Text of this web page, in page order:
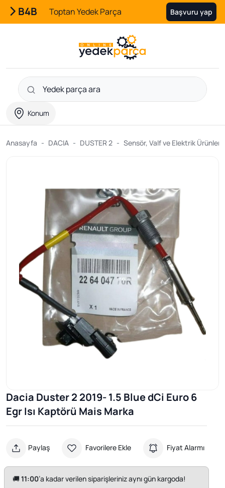
B4B Toptan Yedek Parça Başvuru yap
Konum
Anasayfa DACIA DUSTER 2 Sensör, Valf ve Elektrik Ürünleri
Dacia Duster 2 2019- 1.5 Blue dCi Euro 6
Egr Isı Kaptörü Mais Marka
Paylaş Favorilere Ekle Fiyat Alarmı
🚚11:00’a kadar verilen siparişleriniz aynı gün kargoda!